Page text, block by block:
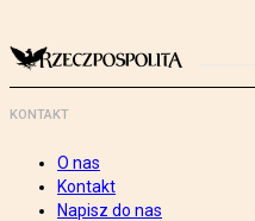
KONTAKT
O nas
Kontakt
Napisz do nas